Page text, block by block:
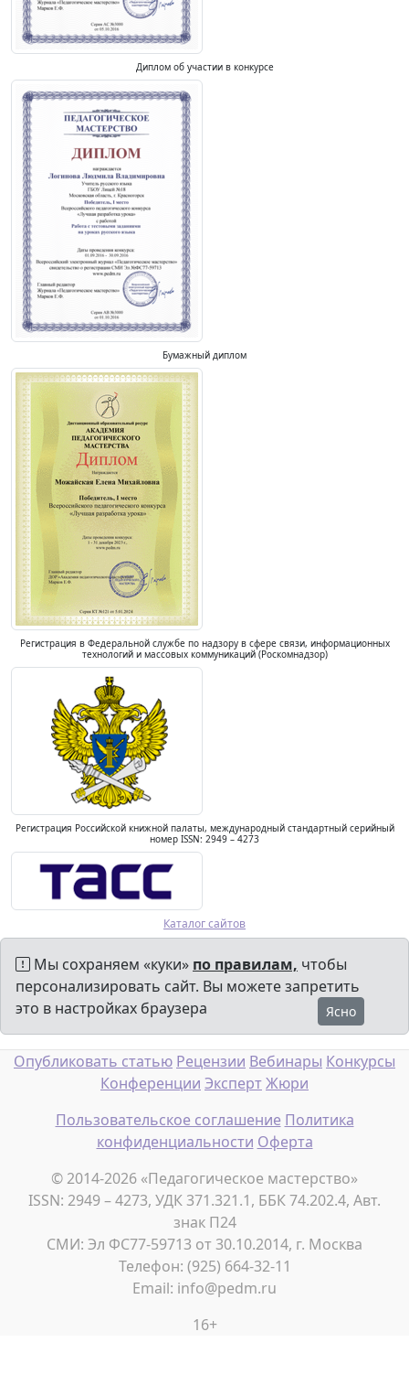
Диплом об участии в конкурсе
Бумажный диплом
Регистрация в Федеральной службе по надзору в сфере связи, информационных
технологий и массовых коммуникаций (Роскомнадзор)
Регистрация Российской книжной палаты, международный стандартный серийный
номер ISSN: 2949 – 4273
Каталог сайтов
Мы сохраняем «куки» по правилам, чтобы
персонализировать сайт. Вы можете запретить
это в настройках браузера
Ясно
Опубликовать статью Рецензии Вебинары Конкурсы
Конференции ЭкспертЖюри
Пользовательское соглашение Политика
конфиденциальности Оферта
© 2014-2026 «Педагогическое мастерство»
ISSN: 2949 – 4273, УДК 371.321.1, ББК 74.202.4, Авт.
знак П24
СМИ: Эл ФС77-59713 от 30.10.2014, г. Москва
Телефон: (925) 664-32-11
Email: info@pedm.ru
16+